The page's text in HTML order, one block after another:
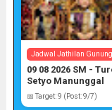
Jadwal Jathilan Gunung
09 08 2026 SM -
Setyo Manunggal
📅 Target: 9 (Post: 9/7)